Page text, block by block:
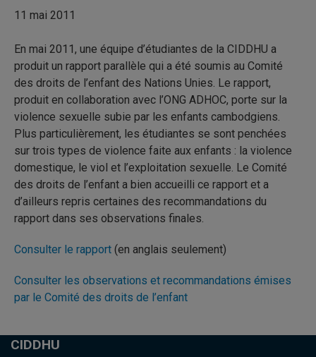
11 mai 2011
En mai 2011, une équipe d’étudiantes de la CIDDHU a
produit un rapport parallèle qui a été soumis au Comité
des droits de l’enfant des Nations Unies. Le rapport,
produit en collaboration avec l’ONG ADHOC, porte sur la
violence sexuelle subie par les enfants cambodgiens.
Plus particulièrement, les étudiantes se sont penchées
sur trois types de violence faite aux enfants : la violence
domestique, le viol et l’exploitation sexuelle. Le Comité
des droits de l’enfant a bien accueilli ce rapport et a
d’ailleurs repris certaines des recommandations du
rapport dans ses observations finales.
Consulter le rapport (en anglais seulement)
Consulter les observations et recommandations émises
par le Comité des droits de l’enfant
CIDDHU